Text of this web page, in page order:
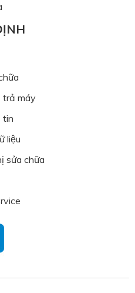
trả máy
tin
liệu
sửa chữa